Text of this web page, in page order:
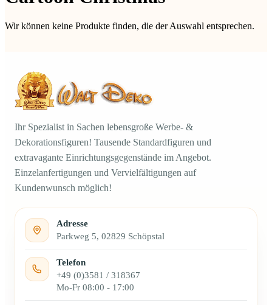
Wir können keine Produkte finden, die der Auswahl entsprechen.
Ihr Spezialist in Sachen lebensgroße Werbe- &
Dekorationsfiguren! Tausende Standardfiguren und
extravagante Einrichtungsgegenstände im Angebot.
Einzelanfertigungen und Vervielfältigungen auf
Kundenwunsch möglich!
Adresse
Parkweg 5, 02829 Schöpstal
Telefon
+49 (0)3581 / 318367
Mo-Fr 08:00 - 17:00